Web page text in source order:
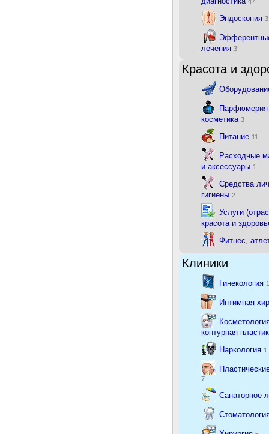
Эндоскопия 3
лечения 3
Красота и
Парфюмерия
косметика 3
Питание 11
Расходные
и аксессуары 1
Средства
гигиены 2
Услуги
красота и
Фитнес,
Клиники
Гинекология 1
Интимная
контурная
Наркология 1
7
Санаторное